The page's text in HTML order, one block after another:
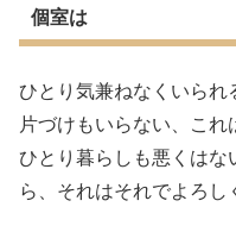
個室は
ひとり気兼ねなくいら
片づけもいらない、こ
ひとり暮らしも悪くは
ら、それはそれでよろし